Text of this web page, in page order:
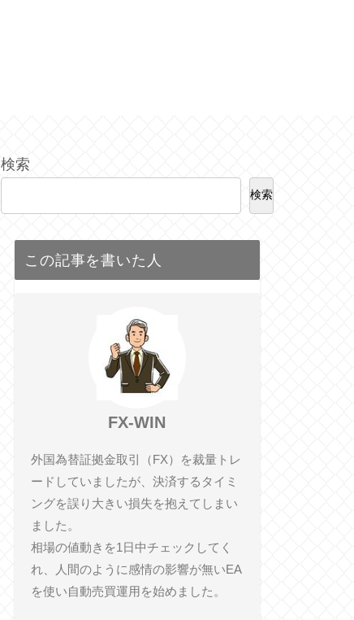
検索
検索
この記事を書いた人
FX-WIN
外国為替証拠金取引（FX）を裁量トレ
ードしていましたが、決済するタイミ
ングを誤り大きい損失を抱えてしまい
ました。
相​場の値動きを1日中チェックしてく
れ、人間のように感情の影響が無いEA
を使い自動売買運用を始めました。